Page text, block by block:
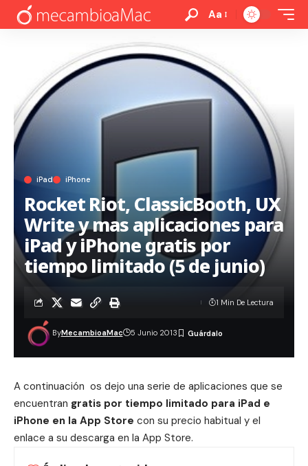
Aa
iPad iPhone
Rocket Riot, ClassicBooth, UX
Write y mas aplicaciones para
iPad y iPhone gratis por
tiempo limitado (5 de junio)
ByMecambioaMac 5 Junio 2013
1 Min De Lectura
A continuación os dejo una serie de aplicaciones que se
encuentran gratis por tiempo limitado para iPad e
iPhone en la App Store con su precio habitual y el
enlace a su descarga en la App Store.